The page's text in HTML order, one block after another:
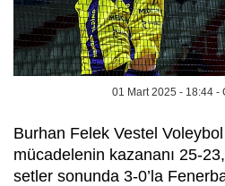
01 Mart 2025 - 18:44 -
Burhan Felek Vestel
mücadelenin kazananı 25-
setler sonunda 3-0’la